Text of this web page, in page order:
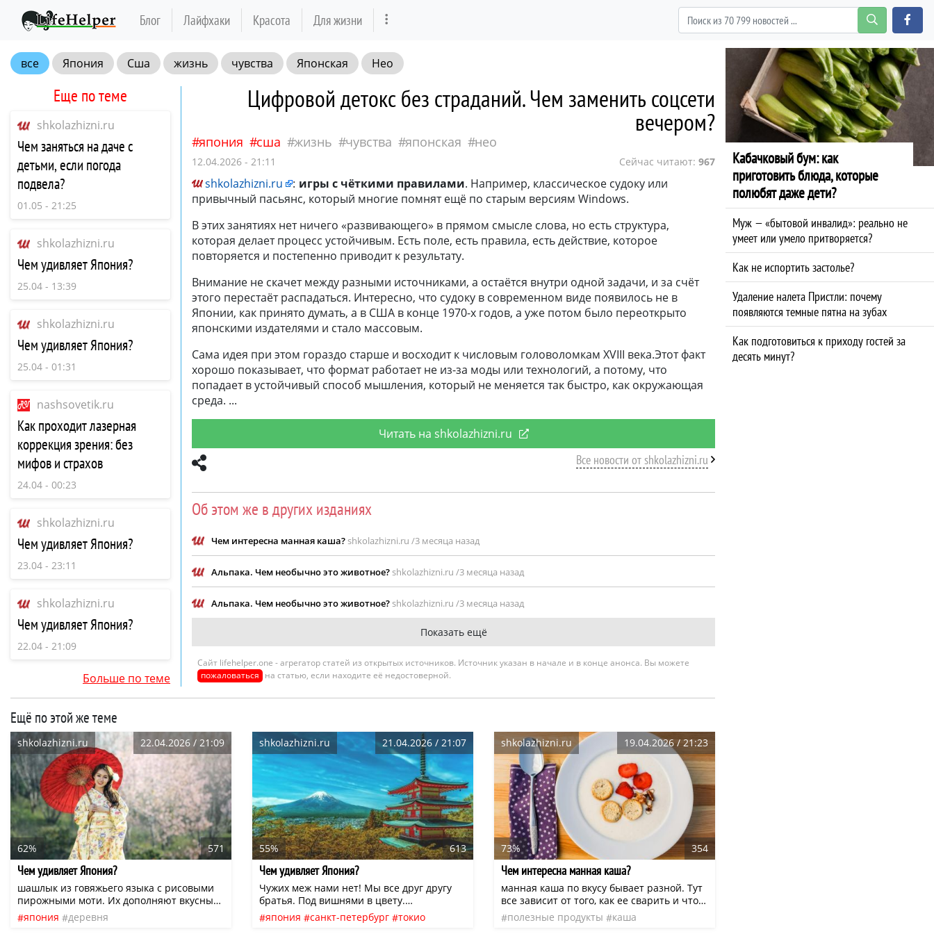
Блог Лайфхаки Красота Для жизни
все Япония Сша жизнь чувства Японская Нео
Еще по теме
shkolazhizni.ru
Чем заняться на даче с
детьми, если погода
подвела?
01.05 - 21:25
shkolazhizni.ru
Чем удивляет Япония?
25.04 - 13:39
shkolazhizni.ru
Чем удивляет Япония?
25.04 - 01:31
nashsovetik.ru
Как проходит лазерная
коррекция зрения: без
мифов и страхов
24.04 - 00:23
shkolazhizni.ru
Чем удивляет Япония?
23.04 - 23:11
shkolazhizni.ru
Чем удивляет Япония?
22.04 - 21:09
Больше по теме
Цифровой детокс без страданий. Чем заменить соцсети
вечером?
япония сша жизнь чувства японская нео
12.04.2026 - 21:11 Сейчас читают: 967
shkolazhizni.ru : игры с чёткими правилами. Например, классическое судоку или
привычный пасьянс, который многие помнят ещё по старым версиям Windows.
В этих занятиях нет ничего «развивающего» в прямом смысле слова, но есть структура,
которая делает процесс устойчивым. Есть поле, есть правила, есть действие, которое
повторяется и постепенно приводит к результату.
Внимание не скачет между разными источниками, а остаётся внутри одной задачи, и за счёт
этого перестаёт распадаться. Интересно, что судоку в современном виде появилось не в
Японии, как принято думать, а в США в конце 1970-х годов, а уже потом было переоткрыто
японскими издателями и стало массовым.
Сама идея при этом гораздо старше и восходит к числовым головоломкам XVIII века.Этот факт
хорошо показывает, что формат работает не из-за моды или технологий, а потому, что
попадает в устойчивый способ мышления, который не меняется так быстро, как окружающая
среда.
Читать на shkolazhizni.ru
Все новости от shkolazhizni.ru
Об этом же в других изданиях
Чем интересна манная каша?shkolazhizni.ru /3 месяца назад
Альпака. Чем необычно это животное?shkolazhizni.ru /3 месяца назад
Альпака. Чем необычно это животное?shkolazhizni.ru /3 месяца назад
Показать ещё
Сайт lifehelper.one - агрегатор статей из открытых источников. Источник указан в начале и в конце анонса. Вы можете
пожаловаться на статью, если находите её недостоверной.
Ещё по этой же теме
shkolazhizni.ru 22.04.2026 / 21:09
62% 571
Чем удивляет Япония?
шашлык из говяжьего языка с рисовыми
пирожными моти. Их дополняют вкусным
саке и говядиной хида. На любителя —
можно буквально объесться раменом, это
япония деревня
shkolazhizni.ru 21.04.2026 / 21:07
55% 613
Чем удивляет Япония?
Чужих меж нами нет! Мы все друг другу
братья. Под вишнями в цвету.
(Исса)Праздник любования сакурой в
Японии называется Ханами.
япония санкт-петербург
токио
shkolazhizni.ru 19.04.2026 / 21:23
73% 354
Чем интересна манная каша?
манная каша по вкусу бывает разной. Тут
все зависит от того, как ее сварить и что
добавить перед тем, как подать к столу. Но
вряд ли ошибусь, если скажу, что многим
полезные продукты
каша
Кабачковый бум: как
приготовить блюда, которые
полюбят даже дети?
Муж — «бытовой инвалид»: реально не
умеет или умело притворяется?
Как не испортить застолье?
Удаление налета Пристли: почему
появляются темные пятна на зубах
Как подготовиться к приходу гостей за
десять минут?